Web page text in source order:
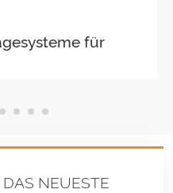
für
NEUESTE